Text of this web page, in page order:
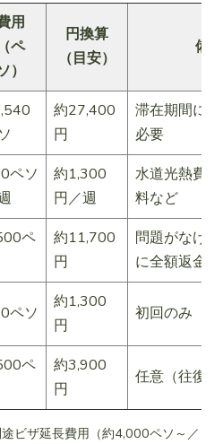
用
（ペ
）
円換算
（目安）
備考
約27,400
円
滞在期間に
必要
ペソ
約1,300
円／週
水道光熱費
料など
ペ
約11,700
円
問題がなけ
に全額返金
ペソ
約1,300
円
初回のみ
ペ
約3,900
円
任意（往復
ビザ延長費用（約4,000ペソ～／